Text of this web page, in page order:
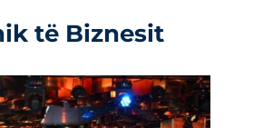
të Biznesit